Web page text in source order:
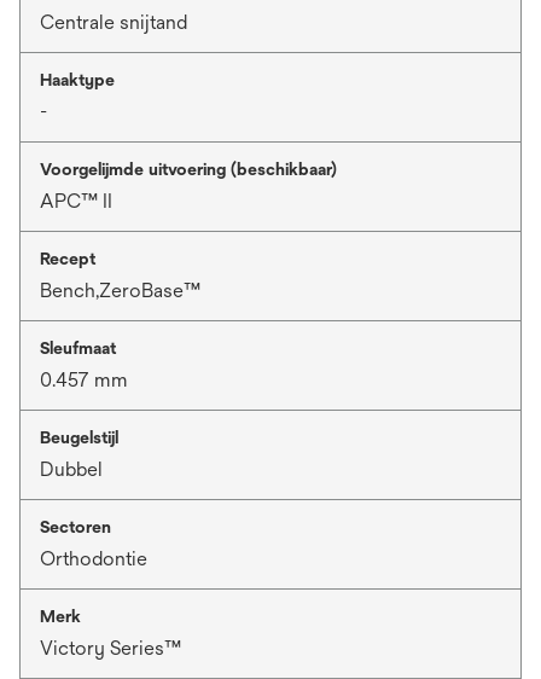
Centrale snijtand
Haaktype
-
Voorgelijmde uitvoering (beschikbaar)
APC™ II
Recept
Bench,ZeroBase™
Sleufmaat
0.457 mm
Beugelstijl
Dubbel
Sectoren
Orthodontie
Merk
Victory Series™